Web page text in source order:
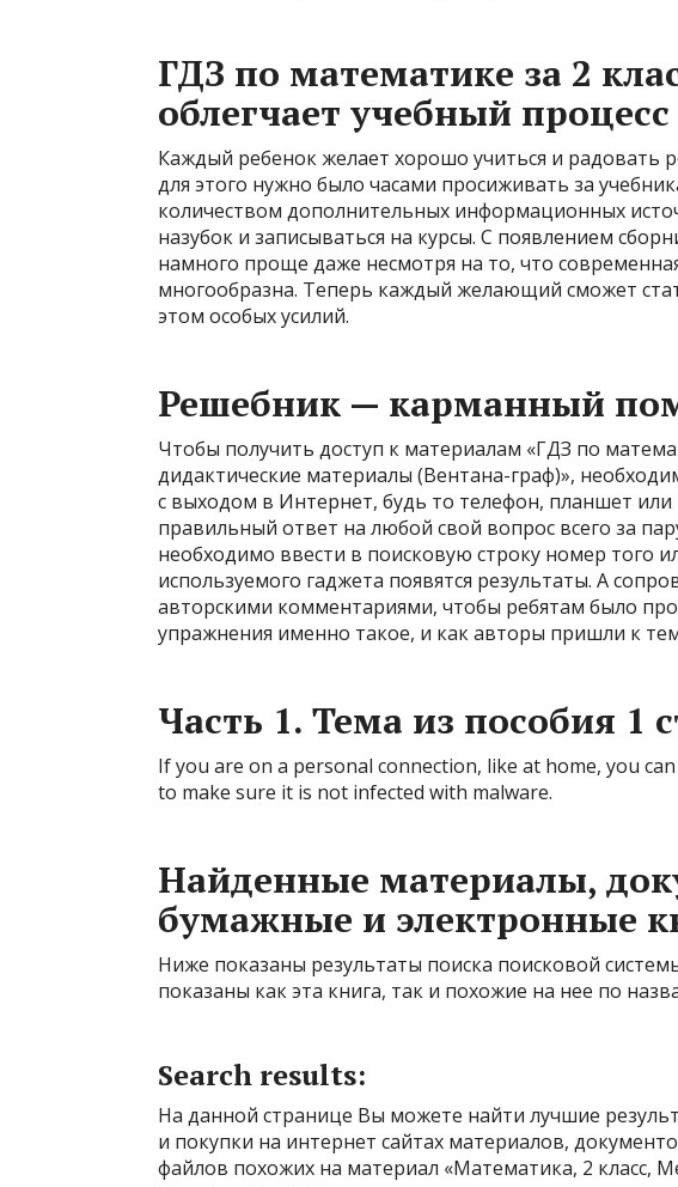
ГДЗ по математике за 2
облегчает учебный процесс
Каждый ребенок желает хорошо учиться и радовать
для этого нужно было часами просиживать за
количеством дополнительных информационных
назубок и записываться на курсы. С появлением
намного проще даже несмотря на то, что
многообразна. Теперь каждый желающий сможет
этом особых усилий.
Решебник — карманный
Чтобы получить доступ к материалам «ГДЗ по
дидактические материалы (Вентана-граф)»,
с выходом в Интернет, будь то телефон, планшет
правильный ответ на любой свой вопрос всего за
необходимо ввести в поисковую строку номер того
используемого гаджета появятся результаты. А
авторскими комментариями, чтобы ребятам было
упражнения именно такое, и как авторы пришли к
Часть 1. Тема из пособия 1
If you are on a personal connection, like at home, you
to make sure it is not infected with malware.
Найденные материалы,
бумажные и электронные
Ниже показаны результаты поиска поисковой
показаны как эта книга, так и похожие на нее по
Search results:
На данной странице Вы можете найти лучшие
и покупки на интернет сайтах материалов,
файлов похожих на материал «Математика, 2 класс,